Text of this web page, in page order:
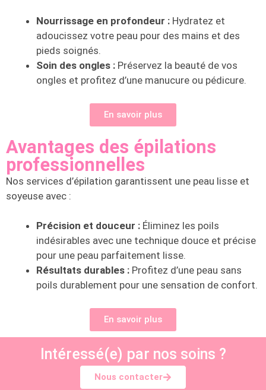
Nourrissage en profondeur : Hydratez et
adoucissez votre peau pour des mains et des
pieds soignés.
Soin des ongles : Préservez la beauté de vos
ongles et profitez d’une manucure ou pédicure.
En savoir plus
Avantages des épilations
professionnelles
Nos services d’épilation garantissent une peau lisse et
soyeuse avec :
Précision et douceur : Éliminez les poils
indésirables avec une technique douce et précise
pour une peau parfaitement lisse.
Résultats durables : Profitez d’une peau sans
poils durablement pour une sensation de confort.
En savoir plus
Intéressé(e) par nos soins ?
Nous contacter